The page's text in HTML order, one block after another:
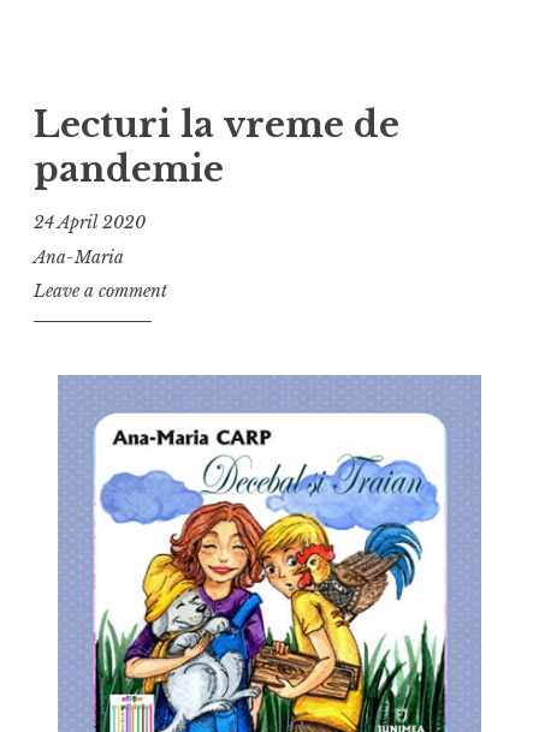
Lecturi la vreme de
pandemie
24 April 2020
Ana-Maria
Leave a comment